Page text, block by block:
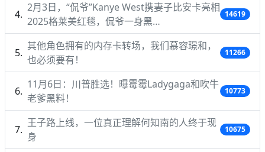
2月3日，“侃爷”Kanye West携妻子比安卡亮相
2025格莱美红毯，侃爷一身黑…
14619
其他角色拥有的内存卡转场，我们慕容璟和，
也必须要有！
11266
11月6日：川普胜选！曝霉霉Ladygaga和吹牛
老爹黑料！
10773
王子路上线，一位真正理解何知南的人终于现
身
10675